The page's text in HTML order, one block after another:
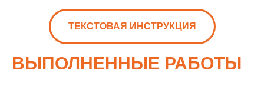
ТЕКСТОВАЯ ИНСТРУКЦИЯ
ВЫПОЛНЕННЫЕ РАБОТЫ